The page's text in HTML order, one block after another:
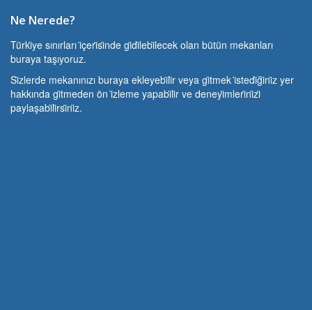
Ne Nerede?
Türki̇ye sınırları i̇çeri̇si̇nde gi̇di̇lebi̇lecek olan bütün mekanları
buraya taşıyoruz.
Si̇zlerde mekanınızı buraya ekleyebi̇li̇r veya gi̇tmek i̇stedi̇ği̇ni̇z yer
hakkında gi̇tmeden ön i̇zleme yapabi̇li̇r ve deneyi̇mleri̇ni̇zi̇
paylaşabi̇li̇rsi̇ni̇z.